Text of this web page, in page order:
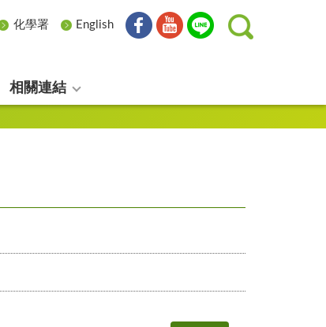
化學署 English
相關連結